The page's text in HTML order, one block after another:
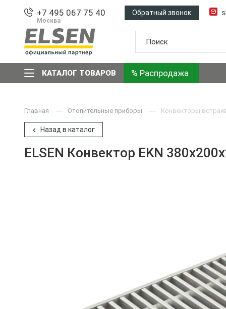
+7 495 067 75 40
Москва
Обратный звонок
КАТАЛОГ ТОВАРОВ % Распродажа
Главная Отопительные приборы Конвекторы
Назад в каталог
ELSEN Конвектор EKN